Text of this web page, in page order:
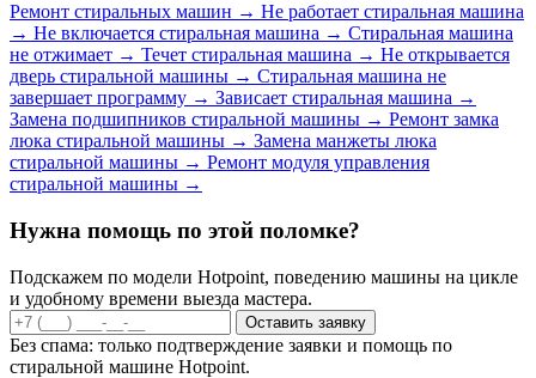
Ремонт стиральных машин → Не работает стиральная машина
→ Не включается стиральная машина → Стиральная машина
не отжимает → Течет стиральная машина → Не открывается
дверь стиральной машины → Стиральная машина не
завершает программу → Зависает стиральная машина →
Замена подшипников стиральной машины → Ремонт замка
люка стиральной машины → Замена манжеты люка
стиральной машины → Ремонт модуля управления
стиральной машины →
Нужна помощь по этой поломке?
Подскажем по модели Hotpoint, поведению машины на цикле
и удобному времени выезда мастера.
Оставить заявку
Без спама: только подтверждение заявки и помощь по
стиральной машине Hotpoint.